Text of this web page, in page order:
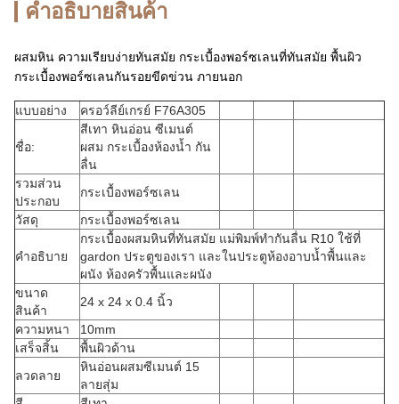
คําอธิบายสินค้า
ผสมหิน ความเรียบง่ายทันสมัย ​​กระเบื้องพอร์ซเลนที่ทันสมัย ​​พื้นผิว
กระเบื้องพอร์ซเลนกันรอยขีดข่วน ภายนอก
แบบอย่าง ครอว์ลีย์เกรย์ F76A305
ชื่อ:
สีเทา หินอ่อน ซีเมนต์
ผสม กระเบื้องห้องน้ำ กัน
ลื่น
รวมส่วน
ประกอบ
กระเบื้องพอร์ซเลน
วัสดุ
กระเบื้องพอร์ซเลน
คำอธิบาย
กระเบื้องผสมหินที่ทันสมัย ​​แม่พิมพ์ทำกันลื่น R10 ใช้ที่
gardon ประตูของเรา และในประตูห้องอาบน้ำพื้นและ
ผนัง ห้องครัวพื้นและผนัง
ขนาด
สินค้า
24 x 24 x 0.4 นิ้ว
ความหนา
10mm
เสร็จสิ้น
พื้นผิวด้าน
ลวดลาย
หินอ่อนผสมซีเมนต์ 15
ลายสุ่ม